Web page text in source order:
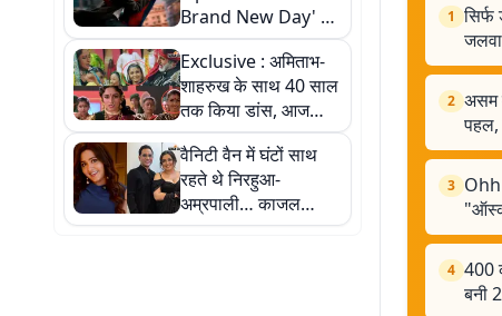
Brand New Day' की
एंट्री, 'Border 2' को
पछाड़ बनी 2026 की
दूसरी सबसे कमाऊ फिल्म
Exclusive : अमिताभ-
शाहरुख के साथ 40 साल
तक किया डांस, आज
लोकल ट्रेन में काम ढूंढती
हैं रुबीना खान...
वैनिटी वैन में घंटों साथ
रहते थे निरहुआ-
अम्रपाली… काजल
राघवानी का खुलासा,
1
जलवा
2 असम
पहल,
3
4 400
बनी